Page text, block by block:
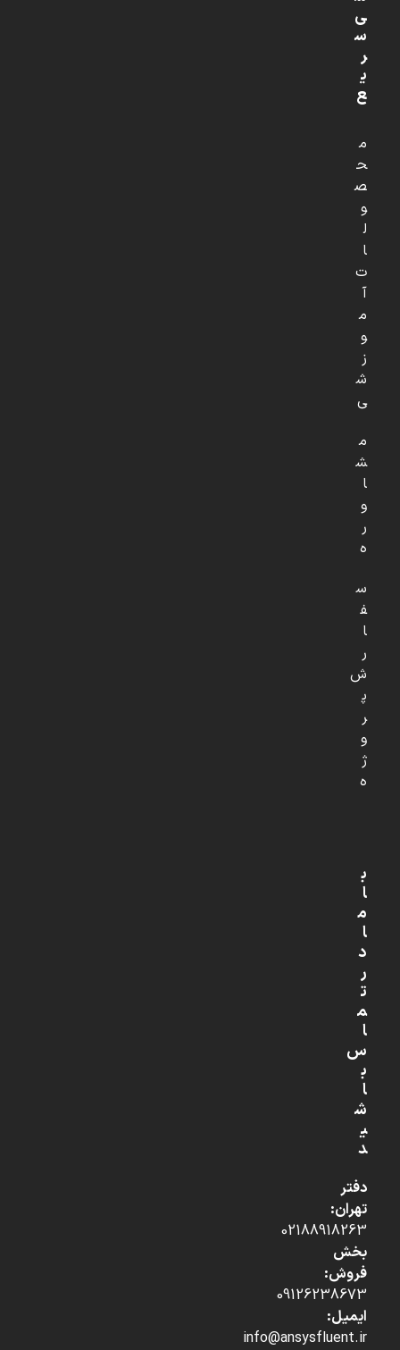
ی
س
ر
ی
ع
م
ح
ص
و
ل
ا
ت
آ
م
و
ز
ش
ی
م
ش
ا
و
ر
ه
س
ف
ا
ر
ش
پ
ر
و
ژ
ه
ب
ا
م
ا
د
ر
ت
م
ا
س
ب
ا
ش
ی
د
دفتر
تهران:
02188918263
بخش
فروش:
09126238673
ایمیل:
info@ansysfluent.ir